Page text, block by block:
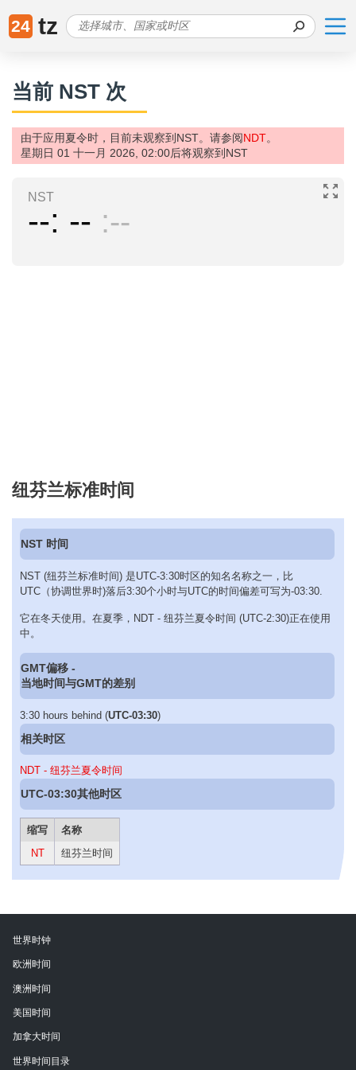
24 tz
当前 NST 次
由于应用夏令时，目前未观察到NST。请参阅NDT。
星期日 01 十一月 2026, 02:00后将观察到NST
NST
-- -- --
纽芬兰标准时间
NST 时间
NST (纽芬兰标准时间) 是UTC-3:30时区的知名名称之一，比
UTC（协调世界时)落后3:30个小时与UTC的时间偏差可写为-03:30.
它在冬天使用。在夏季，NDT - 纽芬兰夏令时间 (UTC-2:30)正在使用
中。
GMT偏移 -
当地时间与GMT的差别
3:30 hours behind (UTC-03:30)
相关时区
NDT - 纽芬兰夏令时间
UTC-03:30其他时区
缩写
名称
NT
纽芬兰时间
世界时钟
欧洲时间
澳洲时间
美国时间
加拿大时间
世界时间目录